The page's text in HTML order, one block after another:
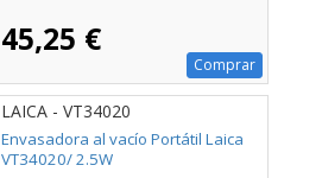
45,25 €
Comprar
LAICA - VT34020
Envasadora al vacío Portátil Laica
VT34020/ 2.5W